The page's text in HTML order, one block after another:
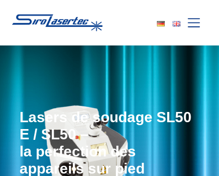
Lasers de soudage SL50
E / SL50 –
la perfection des
appareils sur pied